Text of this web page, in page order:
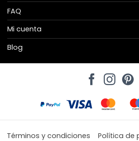
FAQ
Mi cuenta
Blog
Términos y condiciones Política de